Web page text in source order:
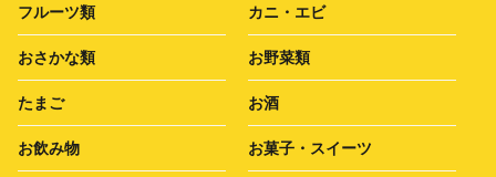
フルーツ類 カニ・エビ
おさかな類 お野菜類
たまご お酒
お飲み物 お菓子・スイーツ